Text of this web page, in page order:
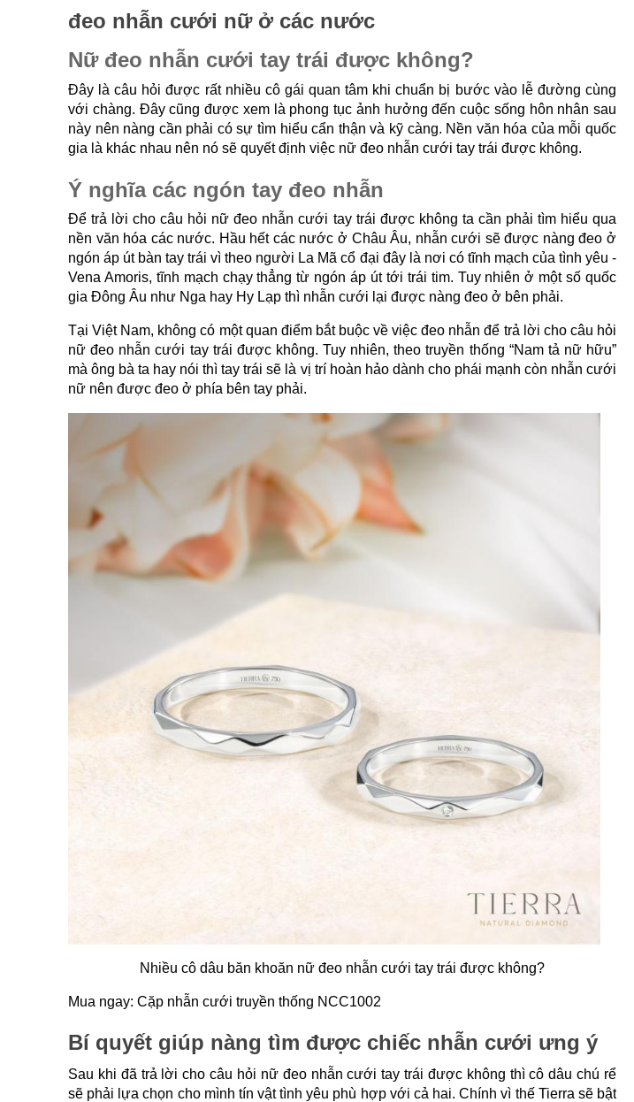
đeo nhẫn cưới nữ ở các nước
Nữ đeo nhẫn cưới tay trái được không?
Đây là câu hỏi được rất nhiều cô gái quan tâm khi chuẩn bị bước vào lễ đường cùng
với chàng. Đây cũng được xem là phong tục ảnh hưởng đến cuộc sống hôn nhân sau
này nên nàng cần phải có sự tìm hiểu cẩn thận và kỹ càng. Nền văn hóa của mỗi quốc
gia là khác nhau nên nó sẽ quyết định việc nữ đeo nhẫn cưới tay trái được không.
Ý nghĩa các ngón tay đeo nhẫn
Để trả lời cho câu hỏi nữ đeo nhẫn cưới tay trái được không ta cần phải tìm hiểu qua
nền văn hóa các nước. Hầu hết các nước ở Châu Âu, nhẫn cưới sẽ được nàng đeo ở
ngón áp út bàn tay trái vì theo người La Mã cổ đại đây là nơi có tĩnh mạch của tình yêu -
Vena Amoris, tĩnh mạch chạy thẳng từ ngón áp út tới trái tim. Tuy nhiên ở một số quốc
gia Đông Âu như Nga hay Hy Lạp thì nhẫn cưới lại được nàng đeo ở bên phải.
Tại Việt Nam, không có một quan điểm bắt buộc về việc đeo nhẫn để trả lời cho câu hỏi
nữ đeo nhẫn cưới tay trái được không. Tuy nhiên, theo truyền thống “Nam tả nữ hữu”
mà ông bà ta hay nói thì tay trái sẽ là vị trí hoàn hảo dành cho phái mạnh còn nhẫn cưới
nữ nên được đeo ở phía bên tay phải.
Nhiều cô dâu băn khoăn nữ đeo nhẫn cưới tay trái được không?
Mua ngay: Cặp nhẫn cưới truyền thống NCC1002
Bí quyết giúp nàng tìm được chiếc nhẫn cưới ưng ý
Sau khi đã trả lời cho câu hỏi nữ đeo nhẫn cưới tay trái được không thì cô dâu chú rể
sẽ phải lựa chọn cho mình tín vật tình yêu phù hợp với cả hai. Chính vì thế Tierra sẽ bật